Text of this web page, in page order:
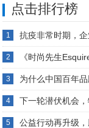
点击排行榜
1 抗疫非常时期，
2 《时尚先生
3 为什么中国百年
4 下一轮潜伏机会
5 公益行动再升级